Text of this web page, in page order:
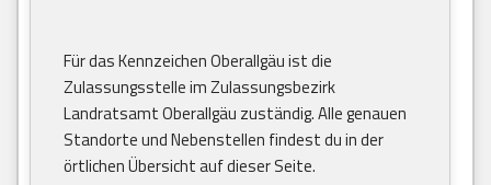
Für das Kennzeichen Oberallgäu ist die
Zulassungsstelle im Zulassungsbezirk
Landratsamt Oberallgäu zuständig. Alle genauen
Standorte und Nebenstellen findest du in der
örtlichen Übersicht auf dieser Seite.